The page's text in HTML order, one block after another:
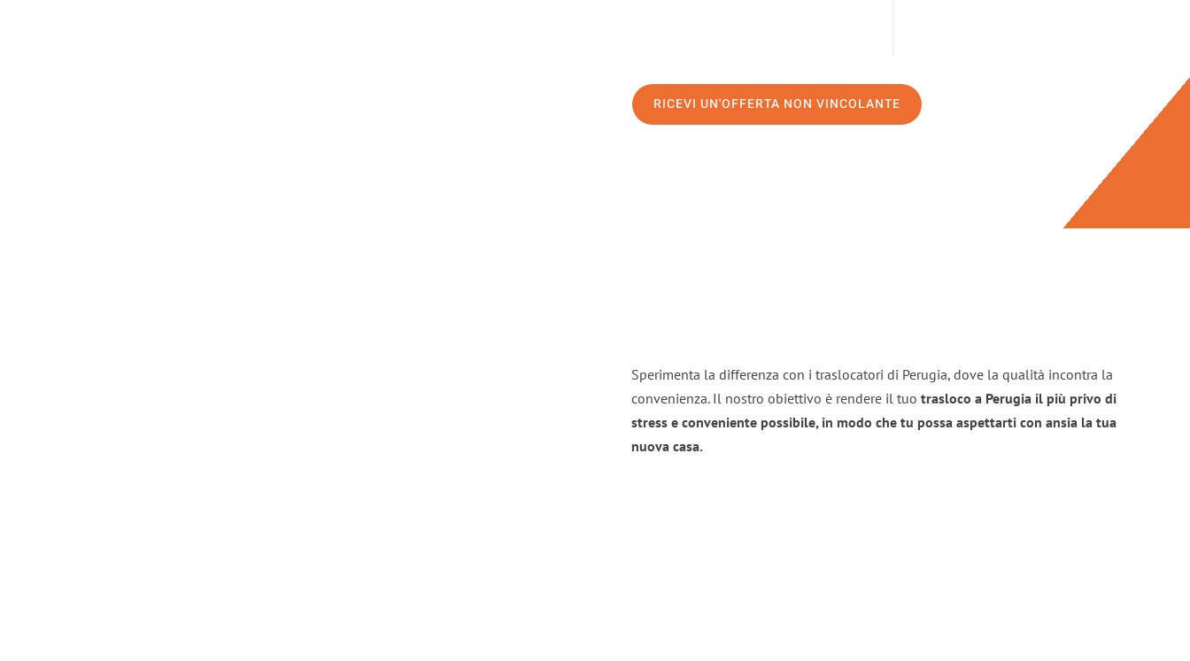
RICEVI UN'OFFERTA NON VINCOLANTE
Sperimenta la differenza con i traslocatori di Perugia, dove la qualità incontra la
convenienza. Il nostro obiettivo è rendere il tuo trasloco a Perugia il più privo di
stress e conveniente possibile, in modo che tu possa aspettarti con ansia la tua
nuova casa.